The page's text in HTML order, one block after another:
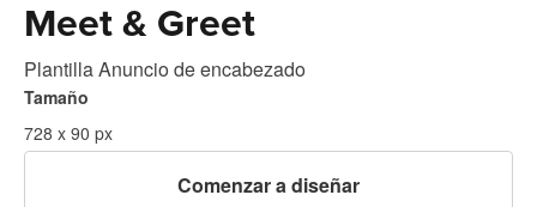
Meet & Greet
Plantilla Anuncio de encabezado
Tamaño
728 x 90 px
Comenzar a diseñar